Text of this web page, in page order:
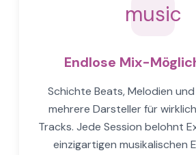
music
Endlose Mix-
Schichte Beats, Melodien
mehrere Darsteller für
Tracks. Jede Session belohnt
einzigartigen musikalischen